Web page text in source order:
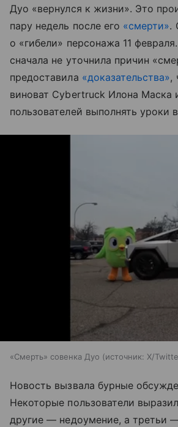
Дуо «вернулся к жизни». Это
пару недель после его «смерти».
о «гибели» персонажа 11
сначала не уточнила причин
предоставила «доказательства»,
виноват Cybertruck Илона Маска
пользователей выполнять уроки
«Смерть» совенка Дуо источник: X/
Новость вызвала бурные
Некоторые пользователи
другие — недоумение, а третьи